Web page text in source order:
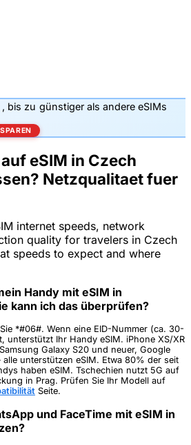
, bis zu günstiger als andere eSIMs
eSIM in Czech
Netzqualitaet fuer
internet speeds, network
quality for travelers in Czech
speeds to expect and where
Handy mit eSIM in
kann ich das überprüfen?
*#06#. Wenn eine EID-Nummer (ca. 30-
unterstützt Ihr Handy eSIM. iPhone XS/XR
Galaxy S20 und neuer, Google
unterstützen eSIM. Etwa 80% der seit
haben eSIM. Tschechien nutzt 5G auf
in Prag. Prüfen Sie Ihr Modell auf
Seite.
und FaceTime mit eSIM in